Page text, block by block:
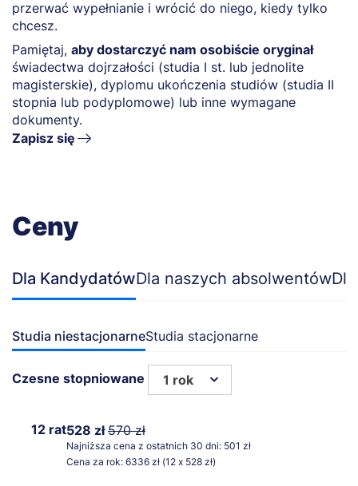
przerwać wypełnianie i wrócić do niego, kiedy tylko
chcesz.
Pamiętaj, aby dostarczyć nam osobiście oryginał
świadectwa dojrzałości (studia I st. lub jednolite
magisterskie), dyplomu ukończenia studiów (studia II
stopnia lub podyplomowe) lub inne wymagane
dokumenty.
Zapisz się
Ceny
Dla KandydatówDla naszych absolwentów
Studia niestacjonarneStudia stacjonarne
Czesne stopniowane 1 rok
12 rat528 zł570 zł
Najniższa cena z ostatnich 30 dni: 501 zł
Cena za rok: 6336 zł (12 x 528 zł)